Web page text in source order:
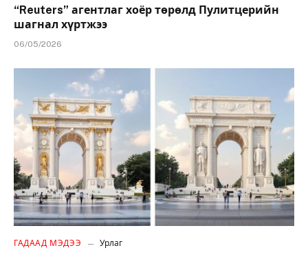
“Reuters” агентлаг хоёр төрөлд Пулитцерийн
шагнал хүртжээ
06/05/2026
ГАДААД МЭДЭЭ Урлаг